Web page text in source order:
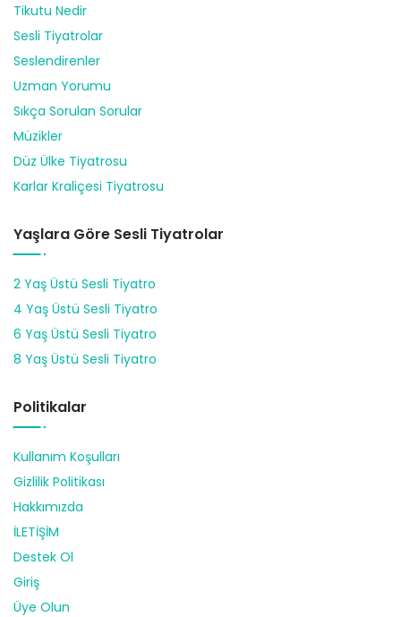
Tikutu Nedir
Sesli Tiyatrolar
Seslendirenler
Uzman Yorumu
Sıkça Sorulan Sorular
Müzikler
Düz Ülke Tiyatrosu
Karlar Kraliçesi Tiyatrosu
Yaşlara Göre Sesli Tiyatrolar
2 Yaş Üstü Sesli Tiyatro
4 Yaş Üstü Sesli Tiyatro
6 Yaş Üstü Sesli Tiyatro
8 Yaş Üstü Sesli Tiyatro
Politikalar
Kullanım Koşulları
Gizlilik Politikası
Hakkımızda
İLETİŞİM
Destek Ol
Giriş
Üye Olun